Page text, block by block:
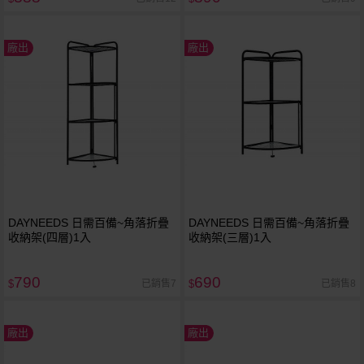
廠出
DAYNEEDS 日需百備~角落折疊
收納架(四層)1入
$790 已銷售7
廠出
DAYNEEDS 日需百備~角落折疊
收納架(三層)1入
$690 已銷售8
廠出 廠出